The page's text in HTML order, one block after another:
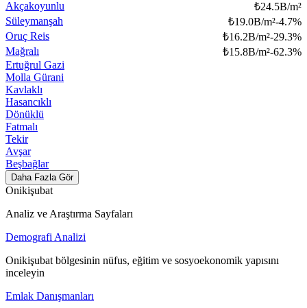
Akçakoyunlu
₺24.5B/m²
Süleymanşah
₺19.0B/m²-4.7%
Oruç Reis
₺16.2B/m²-29.3%
Mağralı
₺15.8B/m²-62.3%
Ertuğrul Gazi
Molla Gürani
Kavlaklı
Hasancıklı
Dönüklü
Fatmalı
Tekir
Avşar
Beşbağlar
Daha Fazla Gör
Onikişubat
Analiz ve Araştırma Sayfaları
Demografi Analizi
Onikişubat bölgesinin nüfus, eğitim ve sosyoekonomik yapısını
inceleyin
Emlak Danışmanları